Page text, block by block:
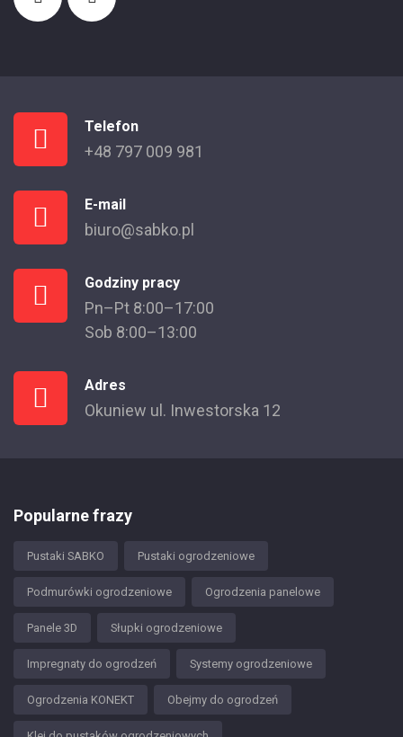
Telefon
+48 797 009 981
E-mail
biuro@sabko.pl
Godziny pracy
Pn–Pt 8:00–17:00
Sob 8:00–13:00
Adres
Okuniew ul. Inwestorska 12
Popularne frazy
Pustaki SABKO Pustaki ogrodzeniowe
Podmurówki ogrodzeniowe Ogrodzenia panelowe
Panele 3D Słupki ogrodzeniowe
Impregnaty do ogrodzeń Systemy ogrodzeniowe
Ogrodzenia KONEKT Obejmy do ogrodzeń